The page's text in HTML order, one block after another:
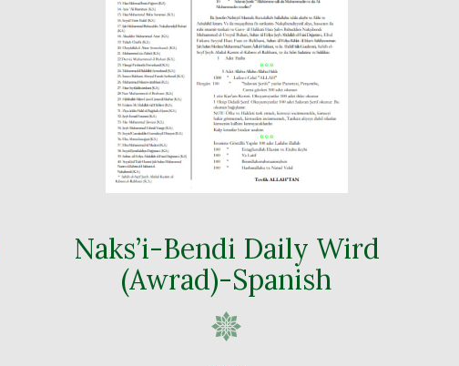
Naks’i-Bendi Daily Wird
(Awrad)-Spanish